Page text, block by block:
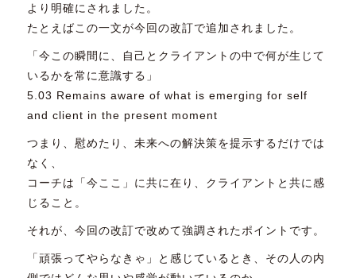
より明確にされました。
たとえばこの一文が今回の改訂で追加されました。
「今この瞬間に、自己とクライアントの中で何が生じて
いるかを常に意識する」
5.03 Remains aware of what is emerging for self
and client in the present moment
つまり、慰めたり、未来への解決策を提示するだけでは
なく、
コーチは「今ここ」に共に在り、クライアントと共に感
じること。
それが、今回の改訂で改めて強調されたポイントです。
「頑張ってやらなきゃ」と感じているとき、その人の内